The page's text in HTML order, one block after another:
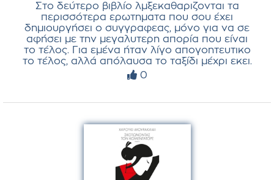
Στο δεύτερο βιβλίο λμξεκαθαριζονται τα
περισσότερα ερωτηματα που σου έχει
δημιουργήσει ο συγγραφεας, μόνο για να σε
αφήσει με την μεγαλυτερη απορία που είναι
το τέλος. Για εμένα ήταν λίγο απογοητευτικο
το τέλος, αλλά απόλαυσα το ταξίδι μέχρι εκει.
0